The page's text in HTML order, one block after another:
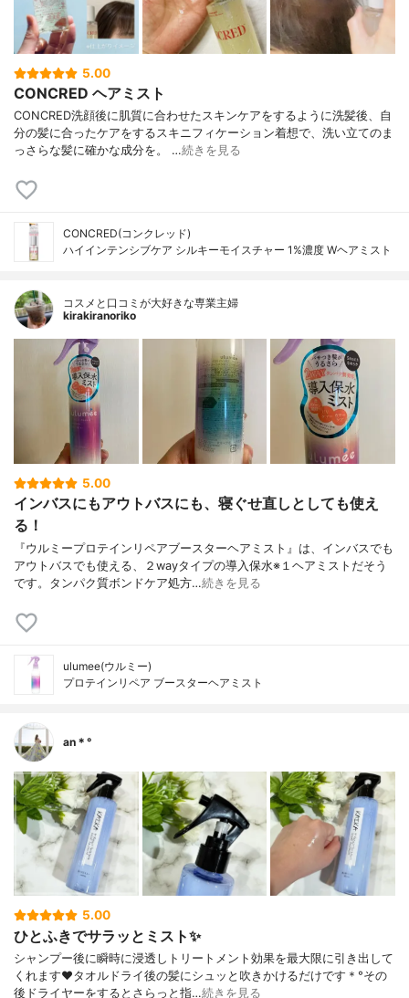
5.00
CONCRED ヘアミスト
CONCRED洗顔後に肌質に合わせたスキンケアをするように洗髪後、自
分の髪に合ったケアをするスキニフィケーション着想で、洗い立てのま
っさらな髪に確かな成分を。 …続きを見る
CONCRED(コンクレッド)
ハイインテンシブケア シルキーモイスチャー 1%濃度 Wヘアミスト
コスメと口コミが大好きな専業主婦
kirakiranoriko
5.00
インバスにもアウトバスにも、寝ぐせ直しとしても使え
る！
『ウルミープロテインリペアブースターヘアミスト』は、インバスでも
アウトバスでも使える、２wayタイプの導入保水※１ヘアミストだそう
です。タンパク質ボンドケア処方…続きを見る
ulumee(ウルミー)
プロテインリペア ブースターヘアミスト
an＊°
5.00
ひとふきでサラッとミスト✨
シャンプー後に瞬時に浸透しトリートメント効果を最大限に引き出して
くれます❤︎タオルドライ後の髪にシュッと吹きかけるだけです＊°その
後ドライヤーをするとさらっと指…続きを見る